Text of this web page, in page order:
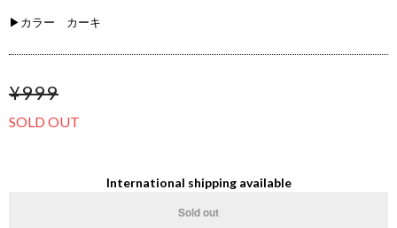
▶カラー カーキ
¥999
SOLD OUT
International shipping available
Sold out